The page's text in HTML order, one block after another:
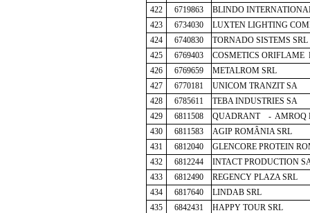
422
6719863
BLINDO
423
6734030
LUXTEN LIGHTING
424
6740830
TORNADO SISTEMS SRL
425
6769403
COSMETICS ORIFLAME
426
6769659
METALROM SRL
427
6770181
UNICOM TRANZIT SA
428
6785611
TEBA INDUSTRIES SA
429
6811508
QUADRANT - AMROQ
430
6811583
AGIP ROMÂNIA SRL
431
6812040
GLENCORE PROTEIN
432
6812244
INTACT PRODUCTION
433
6812490
REGENCY PLAZA SRL
434
6817640
LINDAB SRL
435
6842431
HAPPY TOUR SRL